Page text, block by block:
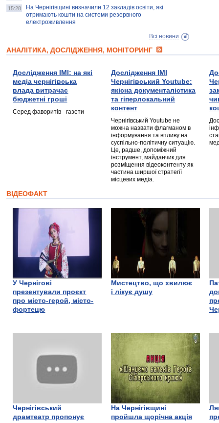
15:28
На Чернігівщині визначили 12 закладів освіти, які
отримають кошти на системи резервного
електроживлення
Всі новини
АНАЛІТИКА, ДОСЛІДЖЕННЯ, МОНІТОРИНГ
Дослідження ІМІ: на які
медіа чернігівська
влада витрачає
бюджетні гроші
Серед фаворитів - газети
Дослідження ІМІ
Чернігівський Youtube:
якісна документалістика
та гіперлокальний
контент
Чернігівський Youtube не
можна назвати флагманом в
інформування та впливу на
суспільно-політичну ситуацію.
Це, радше, допоміжний
інструмент, майданчик для
розміщення відеоконтенту як
частина ширшої стратегії
місцевих медіа.
ВІДЕОФАКТ
У Чернігові
презентували проєкт
про місто-герой, місто-
фортецю
Мистецтво, що хвилює
і лікує душу
Чернігівський
драмтеатр пропонує
На Чернігівщині
пройшла щорічна акція